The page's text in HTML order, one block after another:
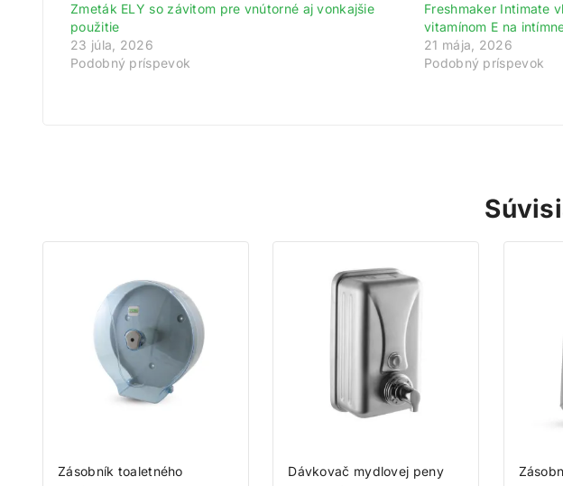
Zmeták ELY so závitom pre vnútorné aj vonkajšie
použitie
23 júla, 2026
Podobný príspevok
Freshmaker Intimate
vitamínom E na
21 mája, 2026
Podobný príspevok
Zásobník toaletného
Dávkovač mydlovej peny
Získajte 200 bodov
Zaregistrujte sa ešte dnes a